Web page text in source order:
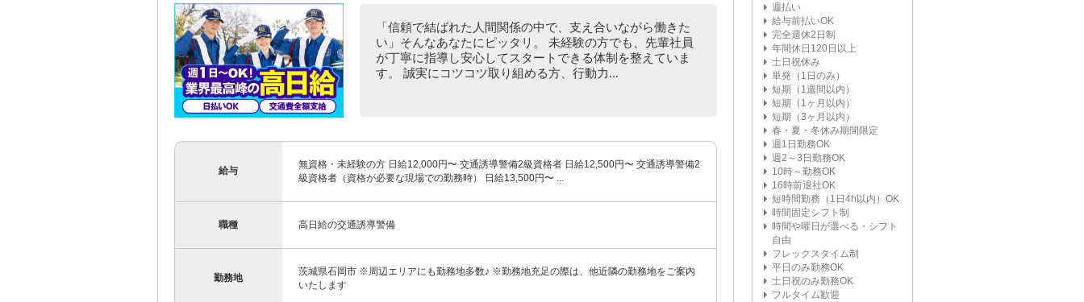
「信頼で結ばれた人間関係の中で、支え合いながら働きた
い」そんなあなたにピッタリ。 未経験の方でも、先輩社員
が丁寧に指導し安心してスタートできる体制を整えていま
す。 誠実にコツコツ取り組める方、行動力...
給与
無資格・未経験の方 日給12,000円〜 交通誘導警備2級資格者 日給12,500円〜 交通誘導警備2
級資格者（資格が必要な現場での勤務時） 日給13,500円〜 ...
職種 高日給の交通誘導警備
勤務地
茨城県石岡市 ※周辺エリアにも勤務地多数♪ ※勤務地充足の際は、他近隣の勤務地をご案内
いたします
週払い
給与前払いOK
完全週休2日制
年間休日120日以上
土日祝休み
単発（1日のみ）
短期（1週間以内）
短期（1ヶ月以内）
短期（3ヶ月以内）
春・夏・冬休み期間限定
週1日勤務OK
週2～3日勤務OK
10時～勤務OK
16時前退社OK
短時間勤務（1日4h以内）OK
時間固定シフト制
時間や曜日が選べる・シフト
自由
フレックスタイム制
平日のみ勤務OK
土日祝のみ勤務OK
フルタイム歓迎